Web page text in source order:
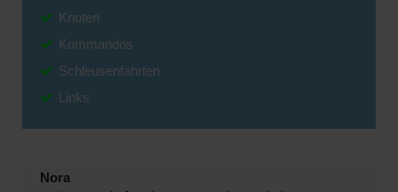
Knoten
Kommandos
Schleusenfahrten
Links
Nora